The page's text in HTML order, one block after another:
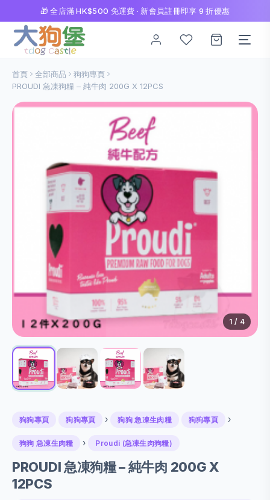
🎁 全店滿 HK$500 免運費 · 新會員註冊即享 9 折優惠
首頁 全部商品
狗狗專頁
PROUDI 急凍狗糧 – 純牛肉 200G X 12PCS
1 / 4
狗狗專頁 狗狗專頁 › 狗狗 急凍生肉糧 狗狗專頁 ›
狗狗 急凍生肉糧 › Proudi (急凍生肉狗糧)
PROUDI 急凍狗糧 – 純牛肉 200G X
12PCS